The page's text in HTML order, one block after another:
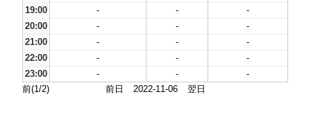
19:00
- -
-
20:00
- -
-
21:00
- -
-
22:00
- -
-
23:00
- -
-
前(1/2)
前日 2022-11-06 翌日